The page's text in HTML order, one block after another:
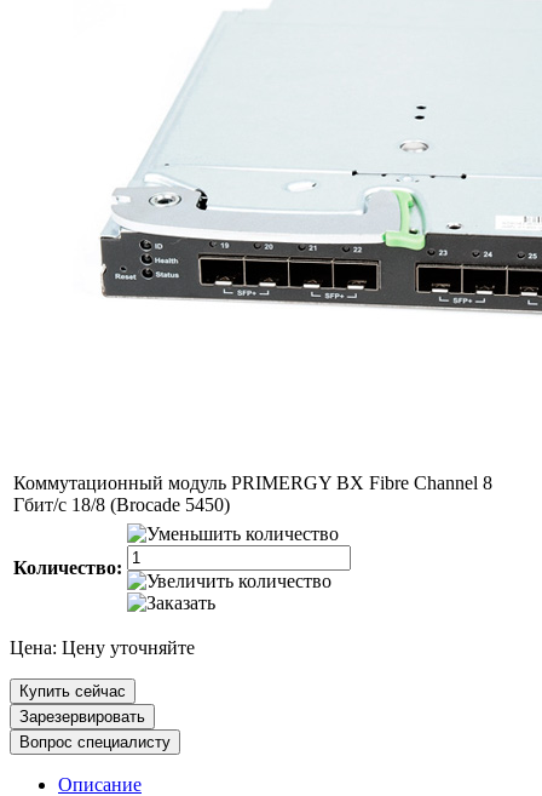
Коммутационный модуль PRIMERGY BX Fibre Channel 8
Гбит/с 18/8 (Brocade 5450)
Количество:
Цена: Цену уточняйте
Купить сейчас
Зарезервировать
Вопрос специалисту
Описание